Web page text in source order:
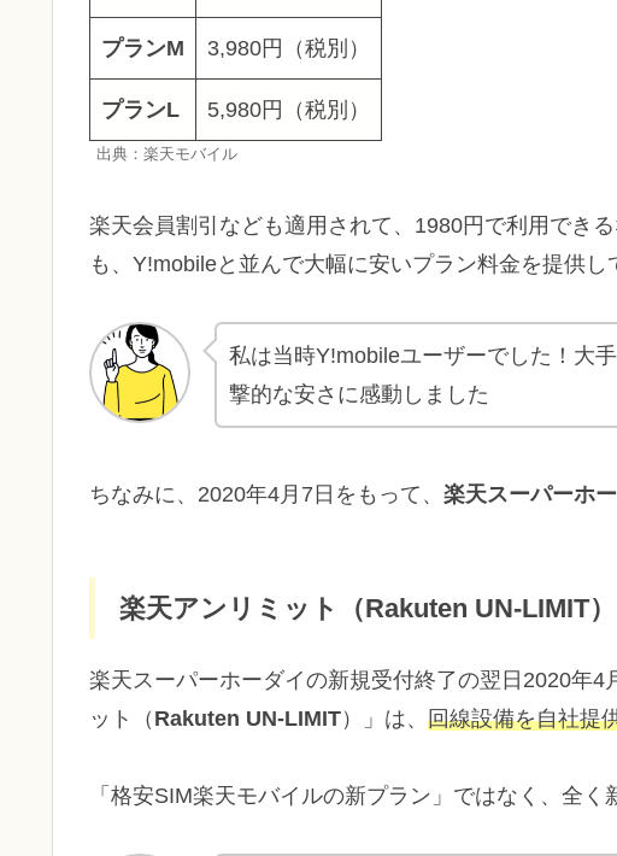
プランM 3,980円（税別）
プランL 5,980円（税別）
出典：楽天モバイル
楽天会員割引なども適用されて、1980円で利用でき
も、Y!mobileと並んで大幅に安いプラン料金を提供し
私は当時Y!mobileユーザーでした！大
撃的な安さに感動しました
ちなみに、2020年4月7日をもって、 楽天スーパーホ
楽天アンリミット（Rakuten UN-LIMIT
楽天スーパーホーダイの新規受付終了の翌日2020年4
ット（ Rakuten UN-LIMIT）」は、 回線設備を自社提
「格安SIM楽天モバイルの新プラン」ではなく、全く